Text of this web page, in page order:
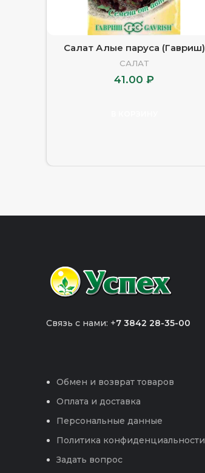
Салат Алые паруса (Гавриш)
САЛАТ
41.00₽
Связь с нами: +7 3842 28-35-00
Обмен и возврат товаров
Оплата и доставка
Персональные данные
Политика конфиденциальности
Задать вопрос